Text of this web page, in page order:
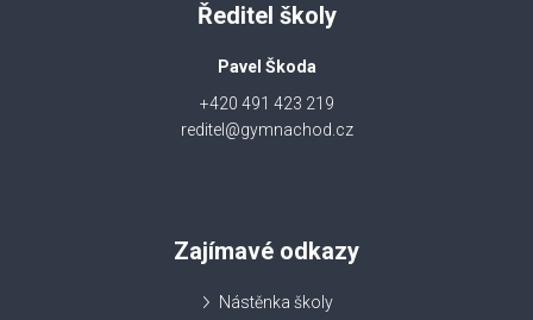
Ředitel školy
Pavel Škoda
+420 491 423 219
reditel@gymnachod.cz
Zajímavé odkazy
Nástěnka školy